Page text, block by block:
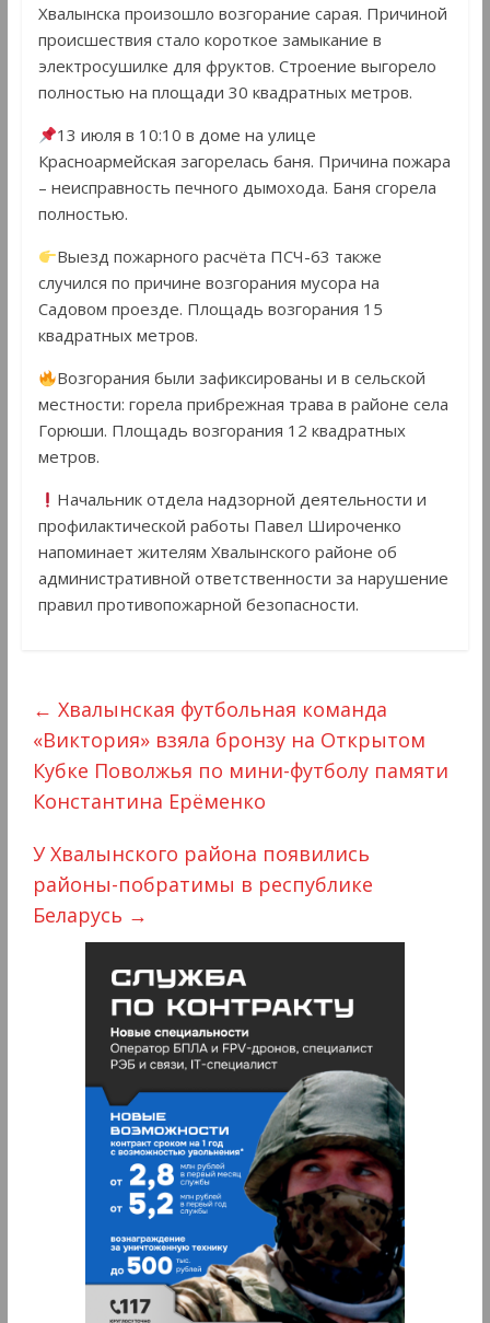
Хвалынска произошло возгорание сарая. Причиной
происшествия стало короткое замыкание в
электросушилке для фруктов. Строение выгорело
полностью на площади 30 квадратных метров.
13 июля в 10:10 в доме на улице
Красноармейская загорелась баня. Причина пожара
– неисправность печного дымохода. Баня сгорела
полностью.
Выезд пожарного расчёта ПСЧ-63 также
случился по причине возгорания мусора на
Садовом проезде. Площадь возгорания 15
квадратных метров.
Возгорания были зафиксированы и в сельской
местности: горела прибрежная трава в районе села
Горюши. Площадь возгорания 12 квадратных
метров.
Начальник отдела надзорной деятельности и
профилактической работы Павел Широченко
напоминает жителям Хвалынского районе об
административной ответственности за нарушение
правил противопожарной безопасности.
← Хвалынская футбольная команда
«Виктория» взяла бронзу на Открытом
Кубке Поволжья по мини-футболу памяти
Константина Ерёменко
У Хвалынского района появились
районы-побратимы в республике
Беларусь →